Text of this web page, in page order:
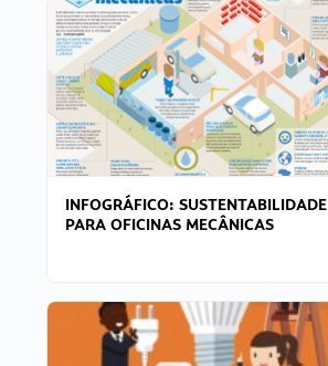
INFOGRÁFICO: SUSTENTABILIDADE
PARA OFICINAS MECÂNICAS